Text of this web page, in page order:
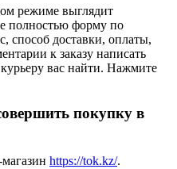
режиме выглядит
полностью форму по
способ доставки, оплаты,
к заказу написать
вас найти. Нажмите
покупку в
https://tok.kz/.